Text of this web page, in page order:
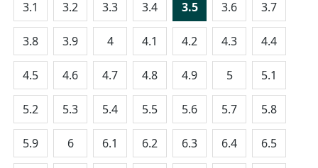
3.1 3.2 3.3 3.4 3.5 3.6 3.7
3.8 3.9 4 4.1 4.2 4.3 4.4
4.5 4.6 4.7 4.8 4.9 5 5.1
5.2 5.3 5.4 5.5 5.6 5.7 5.8
5.9 6 6.1 6.2 6.3 6.4 6.5